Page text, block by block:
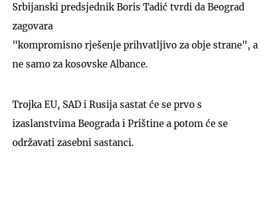
Srbijanski predsjednik Boris Tadić tvrdi da Beograd
zagovara
"kompromisno rješenje prihvatljivo za obje strane", a
ne samo za kosovske Albance.
Trojka EU, SAD i Rusija sastat će se prvo s
izaslanstvima Beograda i Prištine a potom će se
održavati zasebni sastanci.